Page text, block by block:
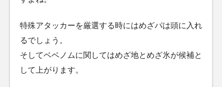
特殊アタッカーを厳選する時にはめざパは頭に入れ
るでしょう。
そしてベベノムに関してはめざ地とめざ氷が候補と
して上がります。